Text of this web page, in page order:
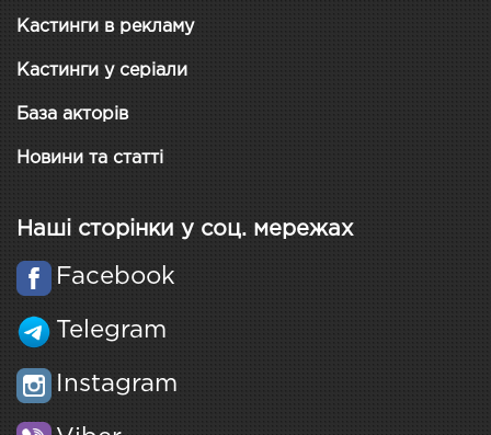
Кастинги в рекламу
Кастинги у серіали
База акторів
Новини та статті
Наші сторінки у соц. мережах
Facebook
Telegram
Instagram